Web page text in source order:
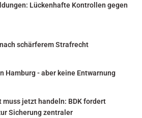
Lückenhafte Kontrollen gegen
schärferem Strafrecht
Hamburg - aber keine Entwarnung
muss jetzt handeln: BDK fordert
Sicherung zentraler